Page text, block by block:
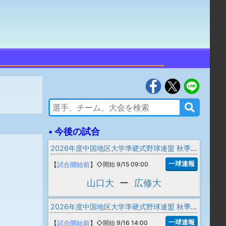
• 今後の試合
2026年度中国地区大学準硬式野球連盟 秋季リーグ戦 1部
【試合開始前】 ◇開始 9/15 09:00 一球速報
山口大 ー 広修大
2026年度中国地区大学準硬式野球連盟 秋季リーグ戦 1部
【試合開始前】 ◇開始 9/16 14:00 一球速報